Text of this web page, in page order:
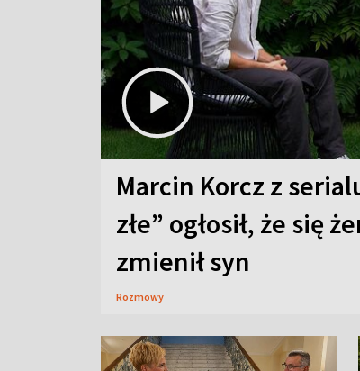
Marcin Korcz z
złe” ogłosił, że się
zmienił syn
Rozmowy